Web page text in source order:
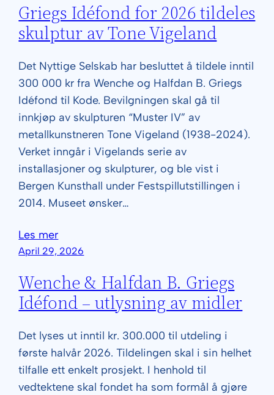
Griegs Idéfond for 2026 tildeles
skulptur av Tone Vigeland
Det Nyttige Selskab har besluttet å tildele inntil
300 000 kr fra Wenche og Halfdan B. Griegs
Idéfond til Kode. Bevilgningen skal gå til
innkjøp av skulpturen “Muster IV” av
metallkunstneren Tone Vigeland (1938-2024).
Verket inngår i Vigelands serie av
installasjoner og skulpturer, og ble vist i
Bergen Kunsthall under Festspillutstillingen i
2014. Museet ønsker…
Les mer
April 29, 2026
Wenche & Halfdan B. Griegs
Idéfond – utlysning av midler
Det lyses ut inntil kr. 300.000 til utdeling i
første halvår 2026. Tildelingen skal i sin helhet
tilfalle ett enkelt prosjekt. I henhold til
vedtektene skal fondet ha som formål å gjøre